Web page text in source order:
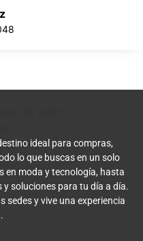
ideal para compras,
lo que buscas en un solo
en moda y tecnología, hasta
soluciones para tu día a día.
sedes y vive una experiencia